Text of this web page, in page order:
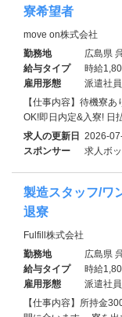
寮希望者
move on株式会社
勤務地
広島県
給与タイプ
時給
雇用形態
派遣社員
【仕事内容】待機寮
OK!即日内定&入寮! 日
求人の更新日 2026-
スポンサー
求人ボ
製造スタッフ/ワ
退寮
Fulfill株式会社
勤務地
広島県
給与タイプ
時給
雇用形態
派遣社員
【仕事内容】所持金